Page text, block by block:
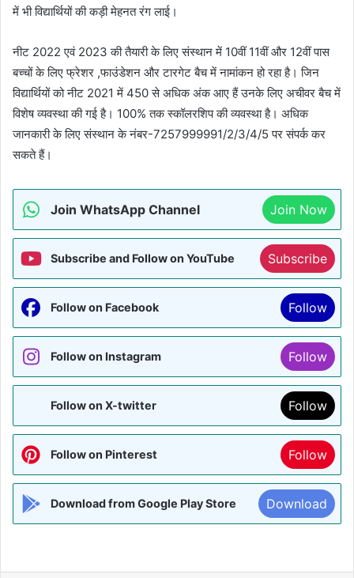
में भी विद्यार्थियों की कड़ी मेहनत रंग लाई।
नीट 2022 एवं 2023 की तैयारी के लिए संस्थान में 10वीं 11वीं और 12वीं पास
बच्चों के लिए फ्रेशर ,फाउंडेशन और टारगेट बैच में नामांकन हो रहा है। जिन
विद्यार्थियों को नीट 2021 में 450 से अधिक अंक आए हैं उनके लिए अचीवर बैच में
विशेष व्यवस्था की गई है। 100% तक स्कॉलरशिप की व्यवस्था है। अधिक
जानकारी के लिए संस्थान के नंबर-7257999991/2/3/4/5 पर संपर्क कर
सकते हैं।
Join WhatsApp Channel Join Now
Subscribe and Follow on YouTube Subscribe
Follow on Facebook Follow
Follow on Instagram Follow
Follow on X-twitter Follow
Follow on Pinterest Follow
Download from Google Play Store Download